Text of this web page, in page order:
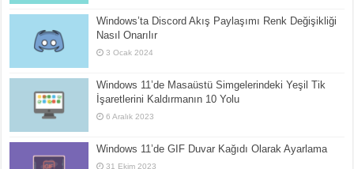
Windows’ta Discord Akış Paylaşımı Renk Değişikliği
Nasıl Onarılır
3 Ocak 2024
Windows 11’de Masaüstü Simgelerindeki Yeşil Tik
İşaretlerini Kaldırmanın 10 Yolu
6 Aralık 2023
Windows 11’de GIF Duvar Kağıdı Olarak Ayarlama
31 Ekim 2023